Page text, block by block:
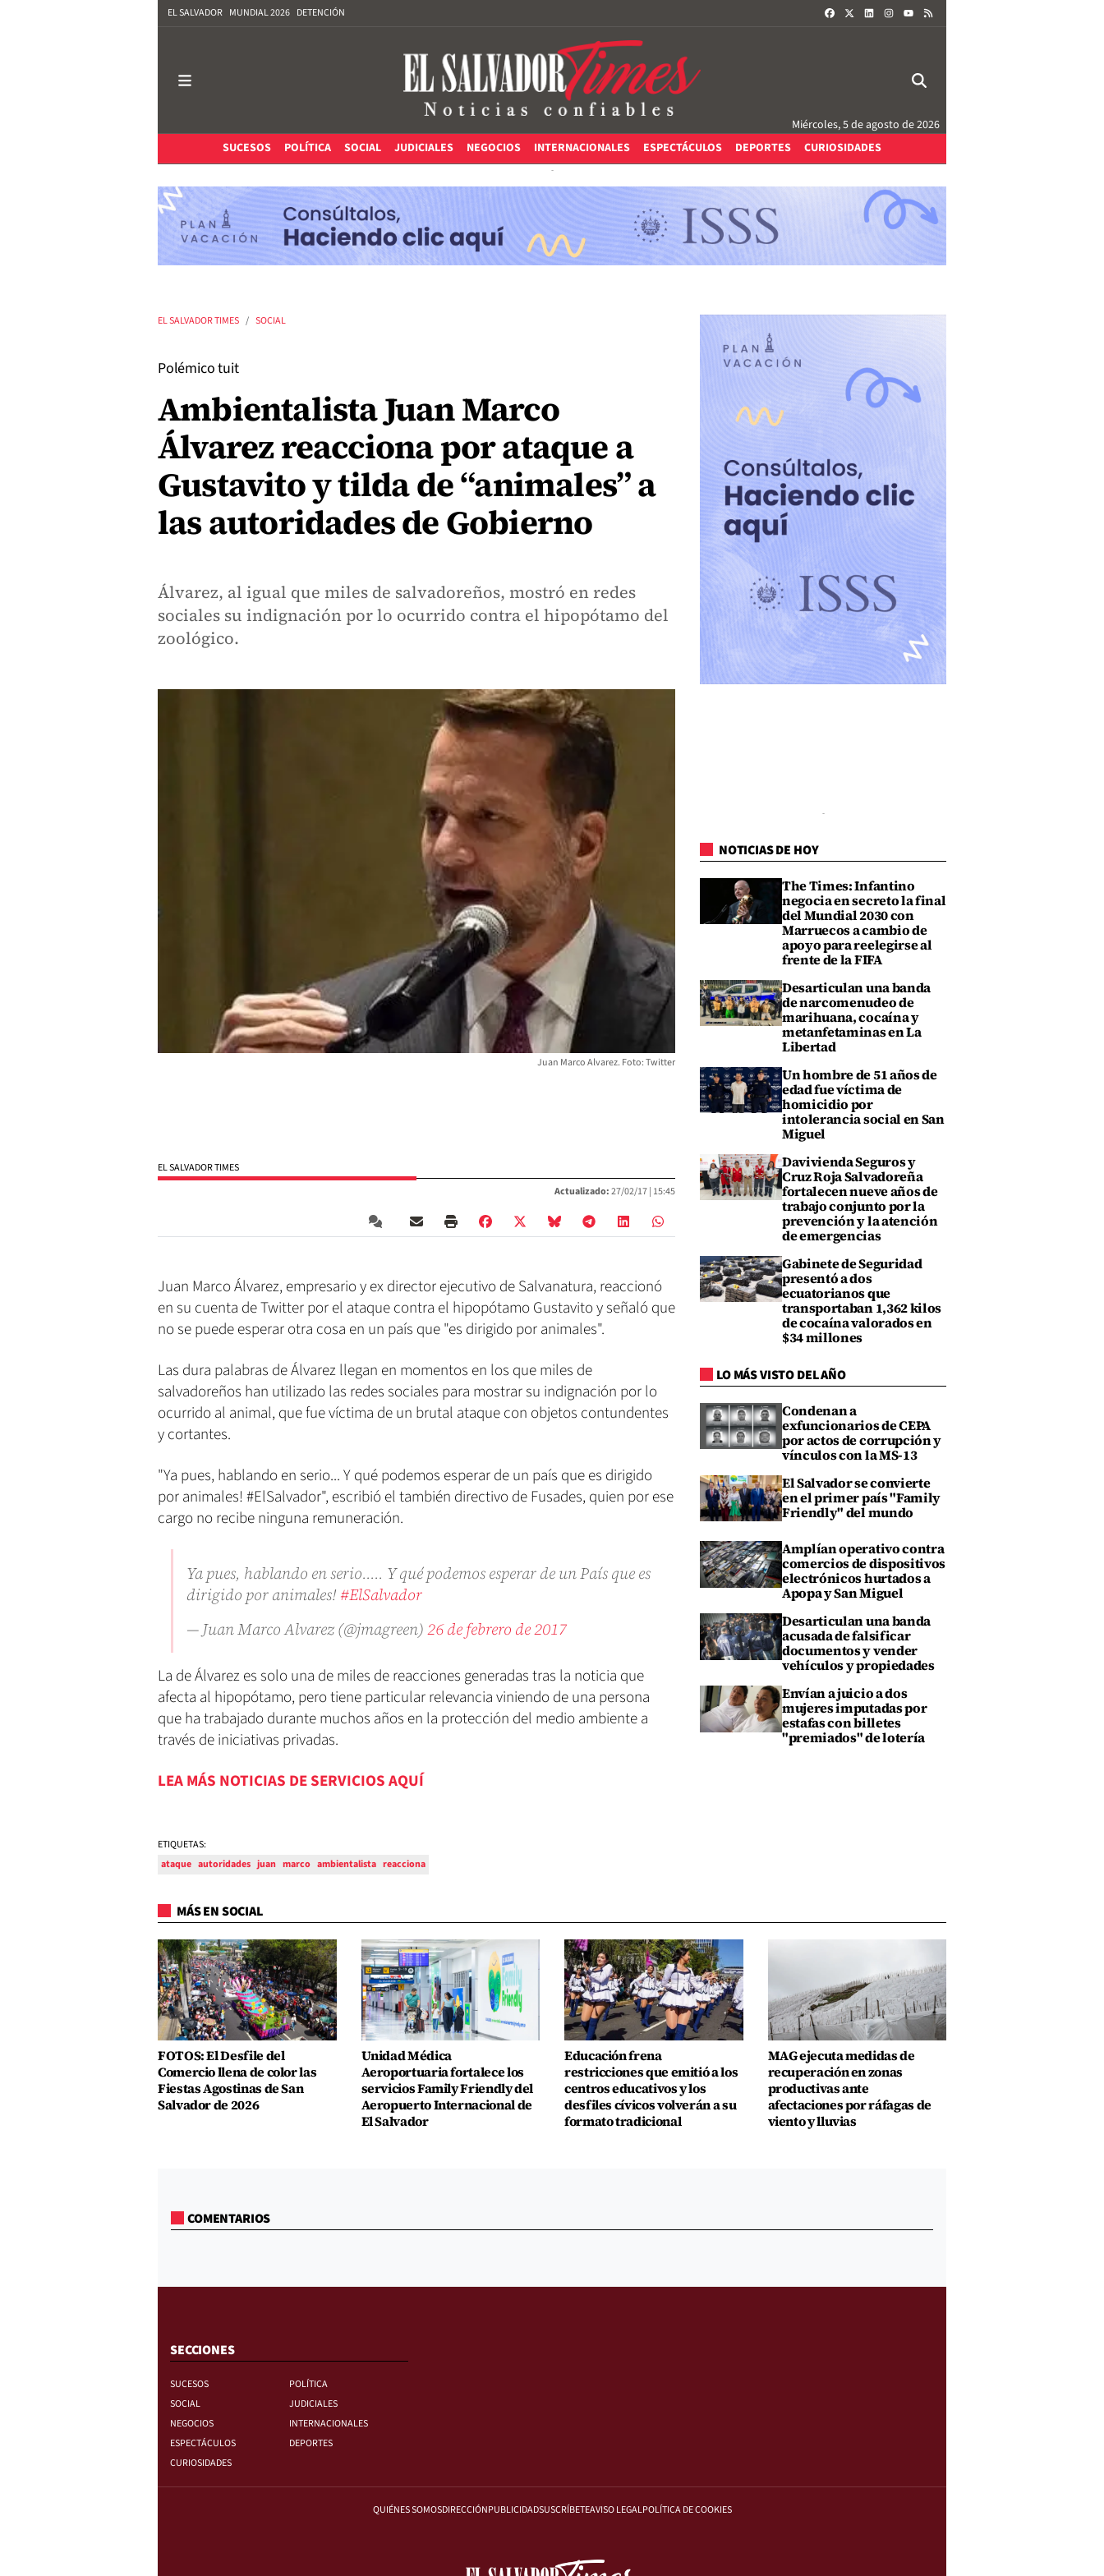
EL SALVADOR MUNDIAL 2026 DETENCIÓN FACEBOOKLINKEDININSTAGRAM
Miércoles, 5 de agosto de 2026
SUCESOS
POLÍTICA SOCIAL JUDICIALES NEGOCIOS INTERNACIONALES ESPECTÁCULOS DEPORTES CURIOSIDADES
EL SALVADOR TIMES SOCIAL
Polémico tuit
Ambientalista Juan Marco
Álvarez reacciona por ataque a
Gustavito y tilda de “animales” a
las autoridades de Gobierno
Álvarez, al igual que miles de salvadoreños, mostró en redes
sociales su indignación por lo ocurrido contra el hipopótamo del
zoológico.
Juan Marco Alvarez. Foto: Twitter
EL SALVADOR TIMES
Actualizado:27/02/17 | 15:45
Juan Marco Álvarez, empresario y ex director ejecutivo de Salvanatura, reaccionó
en su cuenta de Twitter por el ataque contra el hipopótamo Gustavito y señaló que
no se puede esperar otra cosa en un país que "es dirigido por animales".
Las dura palabras de Álvarez llegan en momentos en los que miles de
salvadoreños han utilizado las redes sociales para mostrar su indignación por lo
ocurrido al animal, que fue víctima de un brutal ataque con objetos contundentes
y cortantes.
"Ya pues, hablando en serio... Y qué podemos esperar de un país que es dirigido
por animales! #ElSalvador", escribió el también directivo de Fusades, quien por ese
cargo no recibe ninguna remuneración.
Ya pues, hablando en serio..... Y qué podemos esperar de un País que es
dirigido por animales! #ElSalvador
— Juan Marco Alvarez (@jmagreen)26 de febrero de 2017
La de Álvarez es solo una de miles de reacciones generadas tras la noticia que
afecta al hipopótamo, pero tiene particular relevancia viniendo de una persona
que ha trabajado durante muchos años en la protección del medio ambiente a
través de iniciativas privadas.
LEA MÁS NOTICIAS DE SERVICIOS AQUÍ
ETIQUETAS:
ataque autoridades juan marco ambientalista reacciona
NOTICIAS DE HOY
The Times: Infantino
negocia en secreto la final
del Mundial 2030 con
Marruecos a cambio de
apoyo para reelegirse al
frente de la FIFA
Desarticulan una banda
de narcomenudeo de
marihuana, cocaína y
metanfetaminas en La
Libertad
Un hombre de 51 años de
edad fue víctima de
homicidio por
intolerancia social en San
Miguel
Davivienda Seguros y
Cruz Roja Salvadoreña
fortalecen nueve años de
trabajo conjunto por la
prevención y la atención
de emergencias
Gabinete de Seguridad
presentó a dos
ecuatorianos que
transportaban 1,362 kilos
de cocaína valorados en
$34 millones
LO MÁS VISTO DEL AÑO
Condenan a
exfuncionarios de CEPA
por actos de corrupción y
vínculos con la MS-13
El Salvador se convierte
en el primer país "Family
Friendly" del mundo
Amplían operativo contra
comercios de dispositivos
electrónicos hurtados a
Apopa y San Miguel
Desarticulan una banda
acusada de falsificar
documentos y vender
vehículos y propiedades
Envían a juicio a dos
mujeres imputadas por
estafas con billetes
"premiados" de lotería
MÁS EN SOCIAL
FOTOS: El Desfile del
Comercio llena de color las
Fiestas Agostinas de San
Salvador de 2026
Unidad Médica
Aeroportuaria fortalece los
servicios Family Friendly del
Aeropuerto Internacional de
El Salvador
Educación frena
restricciones que emitió a los
centros educativos y los
desfiles cívicos volverán a su
formato tradicional
MAG ejecuta medidas de
recuperación en zonas
productivas ante
afectaciones por ráfagas de
viento y lluvias
COMENTARIOS
SECCIONES
SUCESOS
POLÍTICA
SOCIAL
JUDICIALES
NEGOCIOS
INTERNACIONALES
ESPECTÁCULOS
DEPORTES
CURIOSIDADES
QUIÉNES SOMOSDIRECCIÓNPUBLICIDADSUSCRÍBETEAVISO LEGALPOLÍTICA DE COOKIES